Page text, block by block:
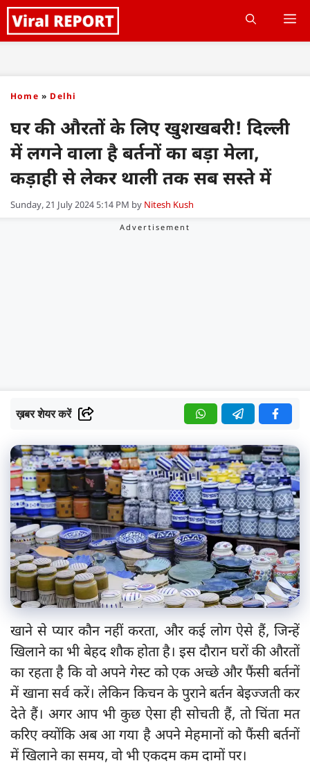
Skip
to
Home » Delhi
घर की औरतों के लिए खुशखबरी! दिल्ली
में लगने वाला है बर्तनों का बड़ा मेला,
कड़ाही से लेकर थाली तक सब सस्ते में
Sunday, 21 July 2024 5:14 PM by Nitesh Kush
ख़बर शेयर करें
खाने से प्यार कौन नहीं करता, और कई लोग ऐसे हैं, जिन्हें
खिलाने का भी बेहद शौक होता है। इस दौरान घरों की औरतों
का रहता है कि वो अपने गेस्ट को एक अच्छे और फैंसी बर्तनों
में खाना सर्व करें। लेकिन किचन के पुराने बर्तन बेइज्जती कर
देते हैं। अगर आप भी कुछ ऐसा ही सोचती हैं, तो चिंता मत
करिए क्योंकि अब आ गया है अपने मेहमानों को फैंसी बर्तनों
में खिलाने का समय, वो भी एकदम कम दामों पर।